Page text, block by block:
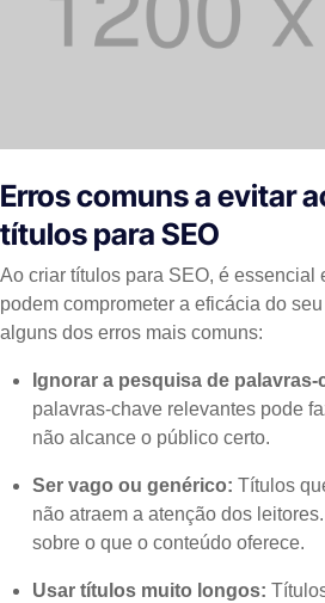
Erros comuns a evitar
títulos para SEO
Ao criar títulos para SEO, é essencial
podem comprometer a eficácia do
alguns dos erros mais comuns:
Ignorar a pesquisa de palavras-
palavras-chave relevantes pode
não alcance o público certo.
Ser vago ou genérico: Títulos
não atraem a atenção dos
sobre o que o conteúdo oferece.
Usar títulos muito longos: